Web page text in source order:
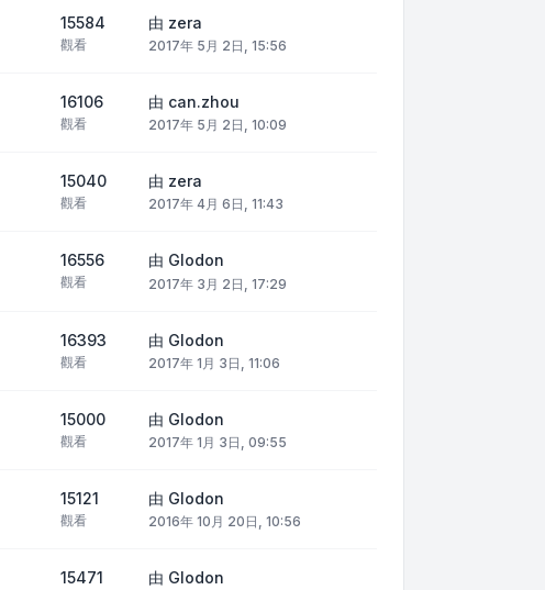
15584
觀看
由 zera
2017年 5月 2日, 15:56
16106
觀看
由 can.zhou
2017年 5月 2日, 10:09
15040
觀看
由 zera
2017年 4月 6日, 11:43
16556
觀看
由 Glodon
2017年 3月 2日, 17:29
16393
觀看
由 Glodon
2017年 1月 3日, 11:06
15000
觀看
由 Glodon
2017年 1月 3日, 09:55
15121
觀看
由 Glodon
2016年 10月 20日, 10:56
15471 由 Glodon